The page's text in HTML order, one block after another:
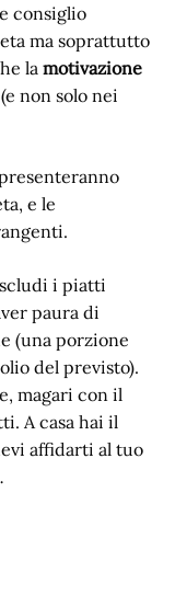
consiglio
ma soprattutto
lamotivazione
non solo nei
e le
i piatti
paura di
(una porzione
del previsto).
magari con il
A casa hai il
affidarti al tuo